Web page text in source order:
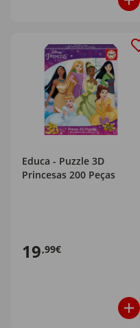
Educa - Puzzle 3D
Princesas 200 Peças
19,99€